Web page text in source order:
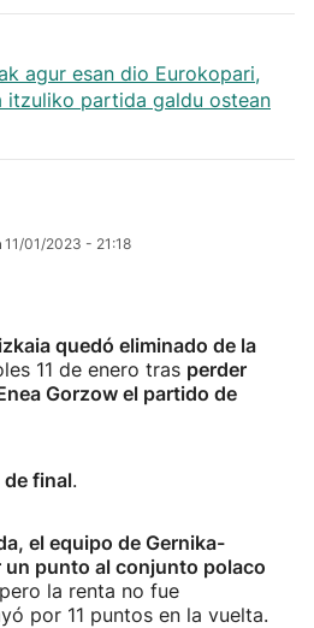
agur esan dio Eurokopari,
itzuliko partida galdu ostean
11/01/2023 - 21:18
quedó eliminado de la
11 de enero tras perder
Gorzow el partido de
final.
el equipo de Gernika-
un punto al conjunto polaco
la renta no fue
por 11 puntos en la vuelta.